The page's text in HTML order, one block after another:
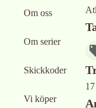
Om oss
Om serier
Skickkoder
Vi köper